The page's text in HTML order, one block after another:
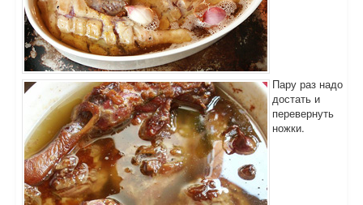
Пару раз надо
достать и
перевернуть
ножки.